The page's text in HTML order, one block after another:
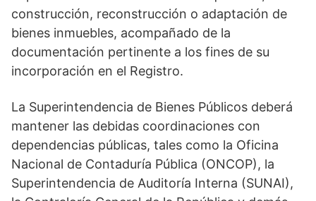
construcción, reconstrucción o adaptación de
bienes inmuebles, acompañado de la
documentación pertinente a los fines de su
incorporación en el Registro.
La Superintendencia de Bienes Públicos deberá
mantener las debidas coordinaciones con
dependencias públicas, tales como la Oficina
Nacional de Contaduría Pública (ONCOP), la
Superintendencia de Auditoría Interna (SUNAI),